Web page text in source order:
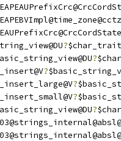
?
?
?
?
?
?